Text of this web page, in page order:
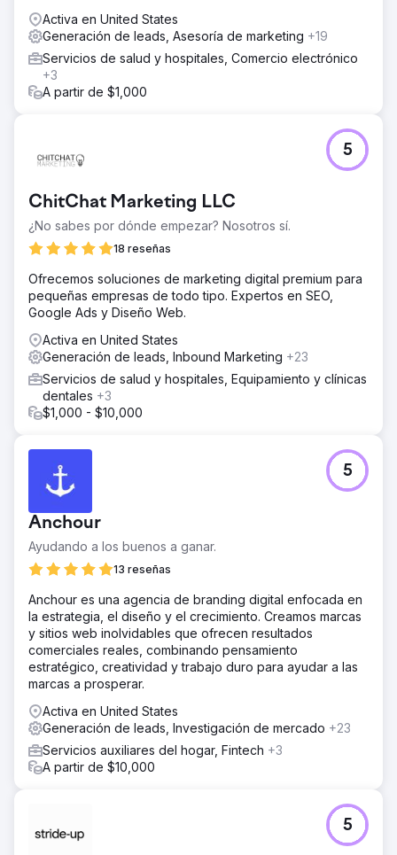
Activa en United States
Generación de leads, Asesoría de marketing +19
Servicios de salud y hospitales, Comercio electrónico
+3
A partir de $1,000
ChitChat Marketing LLC
¿No sabes por dónde empezar? Nosotros sí.
18 reseñas
5
Ofrecemos soluciones de marketing digital premium para
pequeñas empresas de todo tipo. Expertos en SEO,
Google Ads y Diseño Web.
Activa en United States
Generación de leads, Inbound Marketing +23
Servicios de salud y hospitales, Equipamiento y clínicas
dentales +3
$1,000 - $10,000
Anchour
Ayudando a los buenos a ganar.
13 reseñas
5
Anchour es una agencia de branding digital enfocada en
la estrategia, el diseño y el crecimiento. Creamos marcas
y sitios web inolvidables que ofrecen resultados
comerciales reales, combinando pensamiento
estratégico, creatividad y trabajo duro para ayudar a las
marcas a prosperar.
Activa en United States
Generación de leads, Investigación de mercado +23
Servicios auxiliares del hogar, Fintech +3
A partir de $10,000
5